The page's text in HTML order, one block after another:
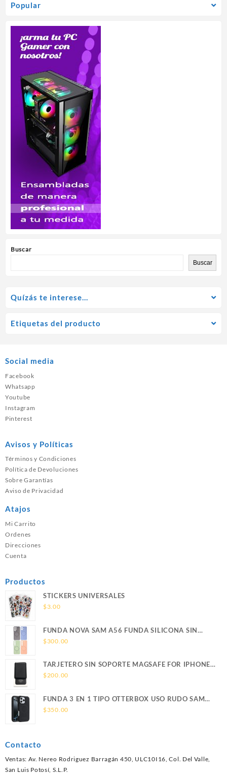
Popular
Buscar
Buscar
Quízás te interese…
Etiquetas del producto
Social media
Facebook
Whatsapp
Youtube
Instagram
Pinterest
Avisos y Políticas
Términos y Condiciones
Política de Devoluciones
Sobre Garantías
Aviso de Privacidad
Atajos
Mi Carrito
Ordenes
Direcciones
Cuenta
Productos
STICKERS UNIVERSALES
$3.00
FUNDA NOVA SAM A56 FUNDA SILICONA SIN
SOPORTE MAGNETICO SAMSUNG
$300.00
TARJETERO SIN SOPORTE MAGSAFE FOR IPHONE
LEATHER WALLET MAGSAFE
$200.00
FUNDA 3 EN 1 TIPO OTTERBOX USO RUDO SAM
S26 ULTRA SAMSUNG S26 ULTRA
$350.00
Contacto
Ventas: Av. Nereo Rodriguez Barragán 450, ULC10I16, Col. Del Valle,
San Luis Potosí, S.L.P.